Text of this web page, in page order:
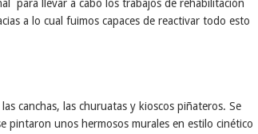
para llevar a cabo los trabajos de rehabilitación
a lo cual fuimos capaces de reactivar todo esto
canchas, las churuatas y kioscos piñateros. Se
pintaron unos hermosos murales en estilo cinético